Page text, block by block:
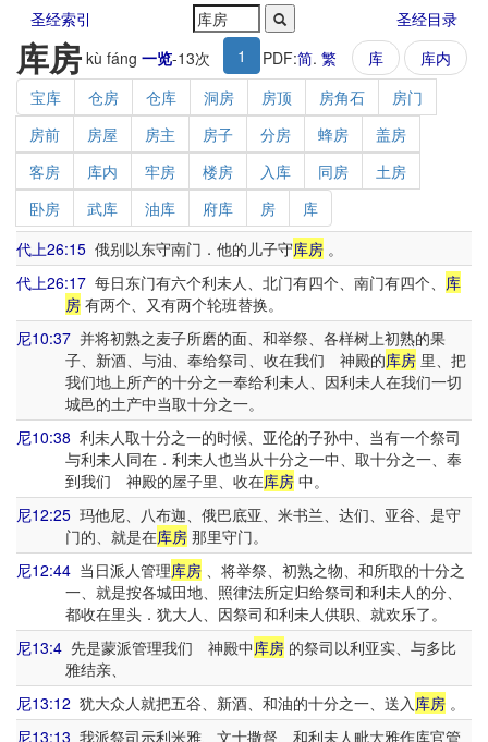
圣经索引 圣经目录
库房 kù fáng 一览-13次 1 PDF:简. 繁 库
库内
宝库
仓房 仓库 洞房 房顶 房角石
房门
房前
房屋 房主 房子 分房 蜂房
盖房
客房
库内 牢房 楼房 入库 同房
土房
卧房
武库 油库 府库 房
库
代上26:15 俄别以东守南门．他的儿子守库房 。
代上26:17 每日东门有六个利未人、北门有四个、南门有四个、 库
房有两个、又有两个轮班替换。
尼10:37 并将初熟之麦子所磨的面、和举祭、各样树上初熟的果
子、新酒、与油、奉给祭司、收在我们 神殿的库房里、把
我们地上所产的十分之一奉给利未人、因利未人在我们一切
城邑的土产中当取十分之一。
尼10:38 利未人取十分之一的时候、亚伦的子孙中、当有一个祭司
与利未人同在．利未人也当从十分之一中、取十分之一、奉
到我们 神殿的屋子里、收在库房中。
尼12:25 玛他尼、八布迦、俄巴底亚、米书兰、达们、亚谷、是守
门的、就是在库房那里守门。
尼12:44 当日派人管理库房 、将举祭、初熟之物、和所取的十分之
一、就是按各城田地、照律法所定归给祭司和利未人的分、
都收在里头．犹大人、因祭司和利未人供职、就欢乐了。
尼13:4 先是蒙派管理我们 神殿中库房 的祭司以利亚实、与多比
雅结亲、
尼13:12 犹大众人就把五谷、新酒、和油的十分之一、送入库房 。
尼13:13 我派祭司示利米雅、文士撒督、和利未人毗大雅作库官管